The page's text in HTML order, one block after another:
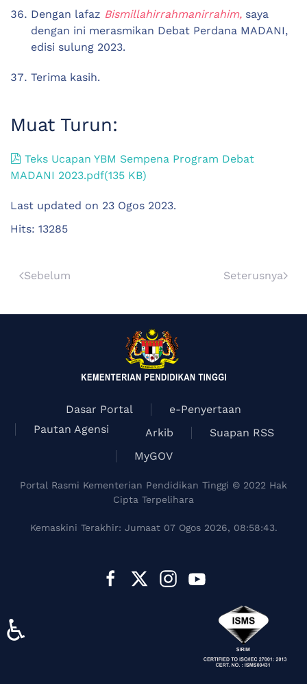
Dengan lafaz Bismillahirrahmanirrahim, saya
dengan ini merasmikan Debat Perdana MADANI,
edisi sulung 2023.
Terima kasih.
Muat Turun:
pdf
Teks Ucapan YBM Sempena Program Debat
MADANI 2023.pdf(135 KB)
Last updated on 23 Ogos 2023.
Hits: 13285
Sebelum Seterusnya
Dasar Portal
e-Penyertaan
Pautan Agensi
Arkib
Suapan RSS
MyGOV
Portal Rasmi Kementerian Pendidikan Tinggi © 2022 Hak
Cipta Terpelihara
Kemaskini Terakhir: Jumaat 07 Ogos 2026, 08:58:43.